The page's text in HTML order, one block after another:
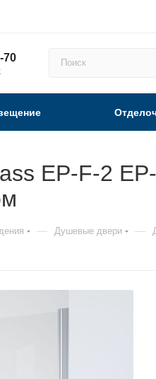
70
EP-F-2
— Душевые двери —